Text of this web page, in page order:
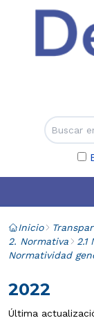
Inicio
2. Normativa
2.1
Normatividad
2022
Última